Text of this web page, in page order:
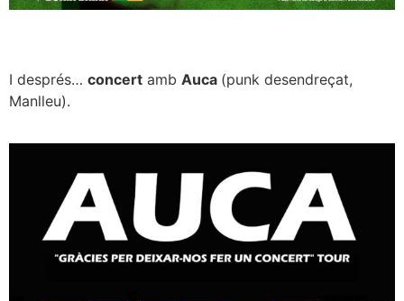
I després… concert amb Auca (punk desendreçat,
Manlleu).